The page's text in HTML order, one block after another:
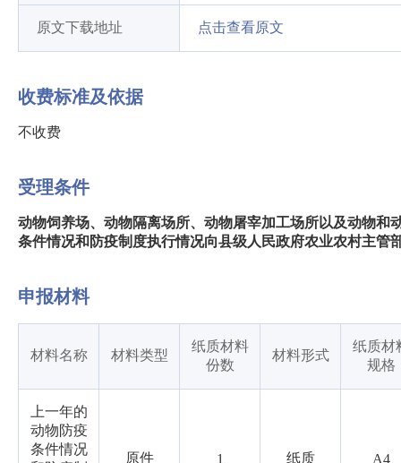
原文下载地址 点击查看原文
收费标准及依据
不收费
受理条件
动物饲养场、动物隔离场所、动物屠宰加工场所以及动物
条件情况和防疫制度执行情况向县级人民政府农业农村主管
申报材料
材料名称 材料类型
纸质材料
份数
材料形式
纸质材
规格
上一年的
动物防疫
条件情况
原件 1 纸质 A4